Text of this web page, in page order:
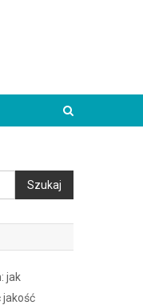
Szukaj
jak
jakość